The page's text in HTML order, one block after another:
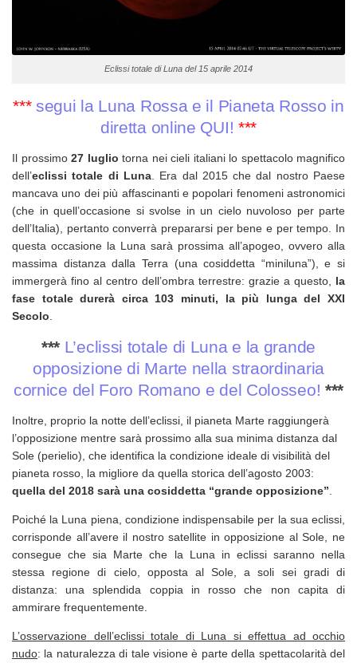
Eclissi totale di Luna del 15 aprile 2014
*** segui la Luna Rossa e il Pianeta Rosso in
diretta online QUI! ***
Il prossimo 27 luglio torna nei cieli italiani lo spettacolo magnifico
dell’eclissi totale di Luna. Era dal 2015 che dal nostro Paese
mancava uno dei più affascinanti e popolari fenomeni astronomici
(che in quell’occasione si svolse in un cielo nuvoloso per parte
dell’Italia), pertanto converrà prepararsi per bene e per tempo. In
questa occasione la Luna sarà prossima all’apogeo, ovvero alla
massima distanza dalla Terra (una cosiddetta “miniluna”), e si
immergerà fino al centro dell’ombra terrestre: grazie a questo, la
fase totale durerà circa 103 minuti, la più lunga del XXI
Secolo
*** L’eclissi totale di Luna e la grande
opposizione di Marte nella straordinaria
cornice del Foro Romano e del Colosseo! ***
Inoltre, proprio la notte dell’eclissi, il pianeta Marte raggiungerà
l’opposizione mentre sarà prossimo alla sua minima distanza dal
Sole (perielio), che identifica la condizione ideale di visibilità del
pianeta rosso, la migliore da quella storica dell’agosto 2003:
quella del 2018 sarà una cosiddetta “grande opposizione”
Poiché la Luna piena, condizione indispensabile per la sua eclissi,
corrisponde all’avere il nostro satellite in opposizione al Sole, ne
consegue che sia Marte che la Luna in eclissi saranno nella
stessa regione di cielo, opposta al Sole, a soli sei gradi di
distanza: una splendida coppia in rosso che non capita di
ammirare frequentemente.
L’osservazione dell’eclissi totale di Luna si effettua ad occhio
nudo: la naturalezza di tale visione è parte della spettacolarità del